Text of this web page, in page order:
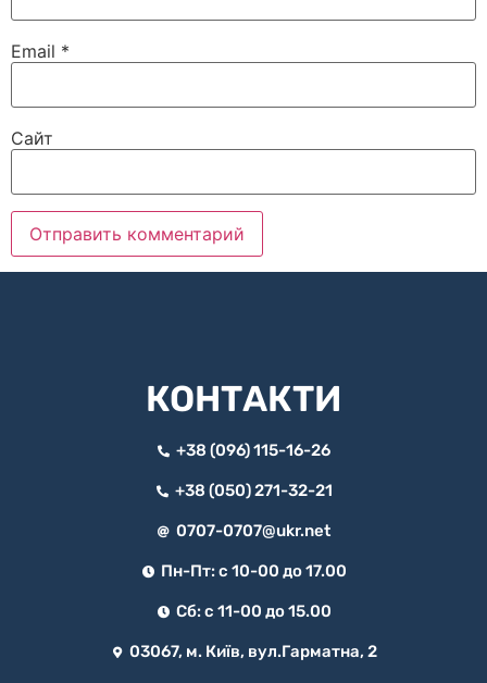
Email *
Сайт
КОНТАКТИ
+38 (096) 115-16-26
+38 (050) 271-32-21
0707-0707@ukr.net
Пн-Пт: с 10-00 до 17.00
Сб: с 11-00 до 15.00
03067, м. Київ, вул.Гарматна, 2